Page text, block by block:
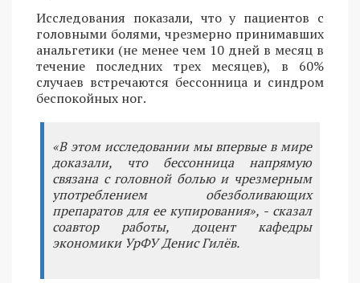
Исследования показали, что у пациентов с
головными болями, чрезмерно принимавших
анальгетики (не менее чем 10 дней в месяц в
течение последних трех месяцев), в 60%
случаев встречаются бессонница и синдром
беспокойных ног.
«В этом исследовании мы впервые в мире
доказали, что бессонница напрямую
связана с головной болью и чрезмерным
употреблением обезболивающих
препаратов для ее купирования», - сказал
соавтор работы, доцент кафедры
экономики УрФУ Денис Гилёв.